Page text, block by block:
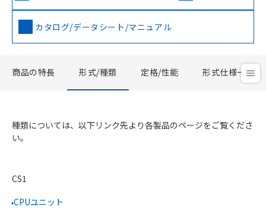
カタログ/データシート/マニュアル
商品の特長 形式/種類 定格/性能 形式仕様一覧
種類については、以下リンク先より各製品のページをご覧くださ
い。
CS1
CPUユニット